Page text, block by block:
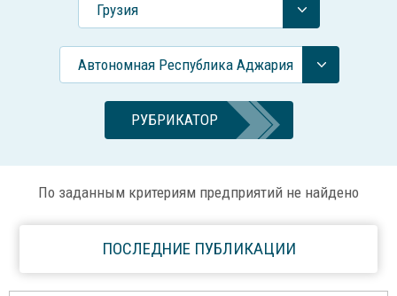
Грузия
Автономная Республика Аджария
РУБРИКАТОР
По заданным критериям предприятий не найдено
ПОСЛЕДНИЕ ПУБЛИКАЦИИ